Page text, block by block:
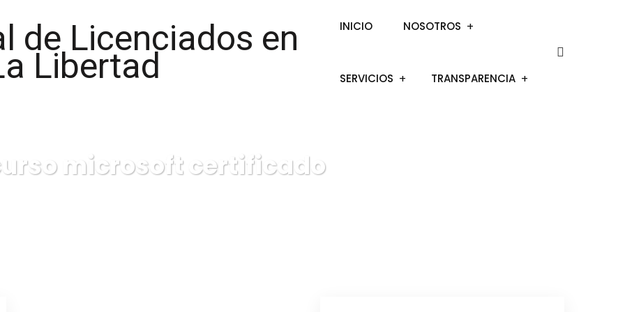
INICIO NOSOTROS
SERVICIOS TRANSPARENCIA
microsoft certificado